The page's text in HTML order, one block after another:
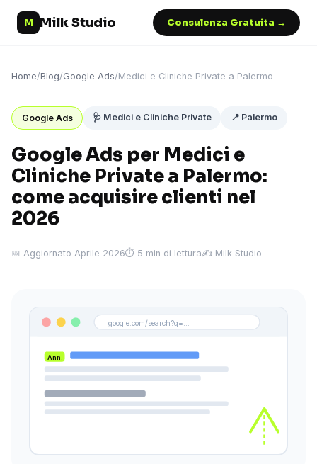
M Milk Studio Consulenza Gratuita →
Home/Blog/Google Ads/Medici e Cliniche Private a Palermo
Google Ads 🩺 Medici e Cliniche Private 📍 Palermo
Google Ads per Medici e
Cliniche Private a Palermo:
come acquisire clienti nel
2026
📅 Aggiornato Aprile 2026⏱ 5 min di lettura✍️ Milk Studio
google.com/search?q=...
Ann.